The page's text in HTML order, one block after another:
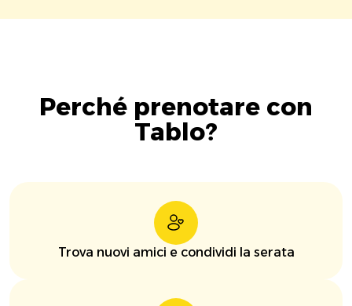
Perché prenotare con
Tablo?
Trova nuovi amici e condividi la serata